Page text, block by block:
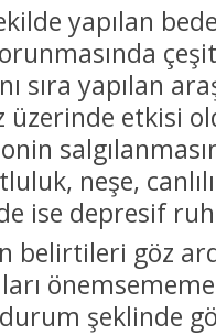
yapılan
sıra yapılan
üzerinde etkisi
neşe,
ise depresif
belirtileri göz
şeklinde